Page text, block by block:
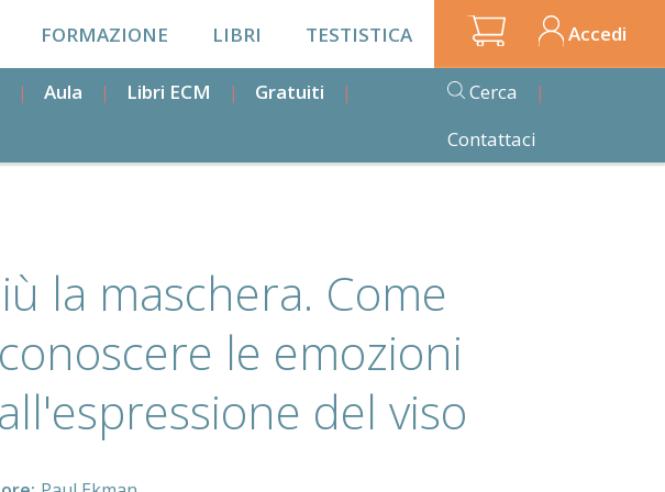
FORMAZIONE LIBRI TESTISTICA Accedi
Aula Libri ECM
Gratuiti
Cerca
Contattaci
la maschera. Come
le emozioni
del viso